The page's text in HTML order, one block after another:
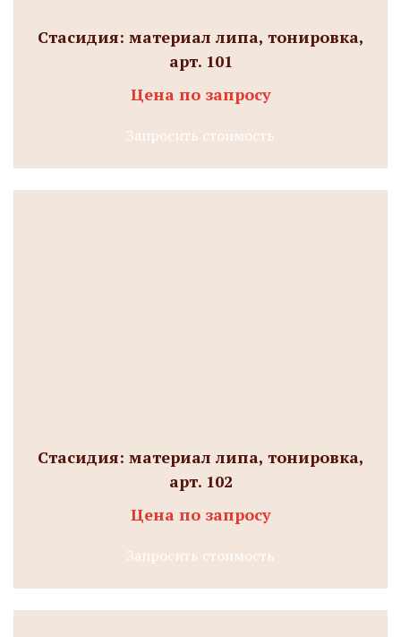
Стасидия: материал липа, тонировка,
арт. 101
Цена по запросу
Запросить стоимость
Стасидия: материал липа, тонировка,
арт. 102
Цена по запросу
Запросить стоимость